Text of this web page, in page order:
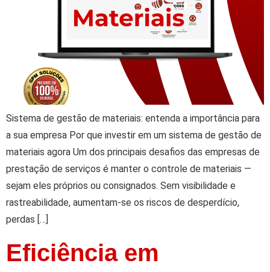
Sistema de gestão de materiais: entenda a importância para
a sua empresa Por que investir em um sistema de gestão de
materiais agora Um dos principais desafios das empresas de
prestação de serviços é manter o controle de materiais —
sejam eles próprios ou consignados. Sem visibilidade e
rastreabilidade, aumentam-se os riscos de desperdício,
perdas […]
Eficiência em